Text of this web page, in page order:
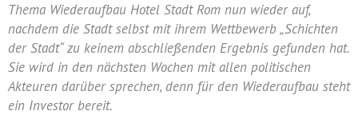
Thema Wiederaufbau Hotel Stadt Rom nun wieder auf,
nachdem die Stadt selbst mit ihrem Wettbewerb „Schichten
der Stadt“ zu keinem abschließenden Ergebnis gefunden hat.
Sie wird in den nächsten Wochen mit allen politischen
Akteuren darüber sprechen, denn für den Wiederaufbau steht
ein Investor bereit.